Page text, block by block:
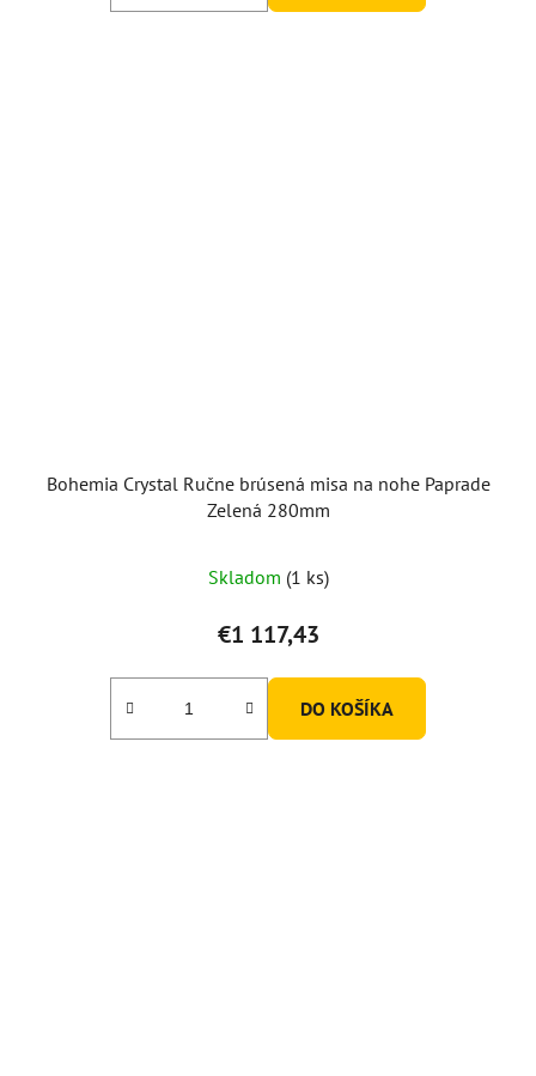
Bohemia Crystal Ručne brúsená misa na nohe Paprade
Zelená 280mm
Skladom (1 ks)
€1 117,43
DO KOŠÍKA